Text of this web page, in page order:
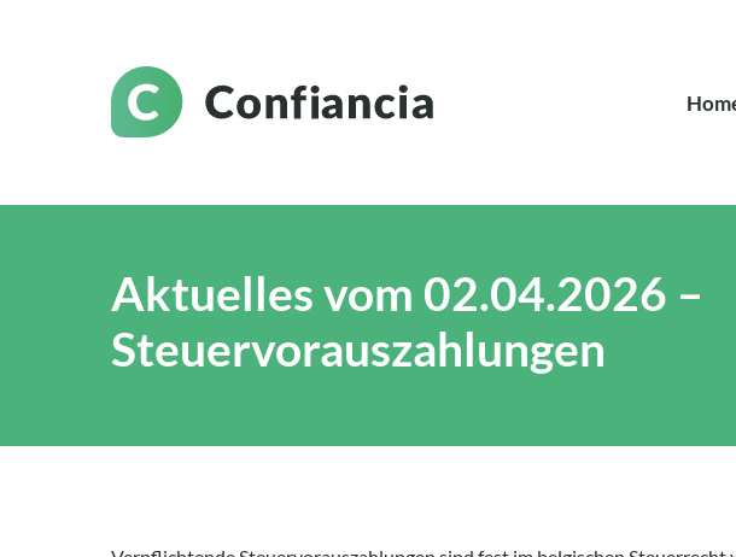
Aktuelles vom 02.04.2026 –
Steuervorauszahlungen